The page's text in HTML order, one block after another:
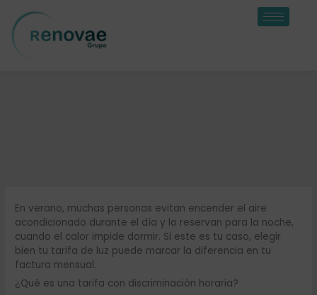
contenido
En verano, muchas personas evitan encender el aire
acondicionado durante el día y lo reservan para la noche,
cuando el calor impide dormir. Si este es tu caso, elegir
bien tu tarifa de luz puede marcar la diferencia en tu
factura mensual.
¿Qué es una tarifa con discriminación horaria?